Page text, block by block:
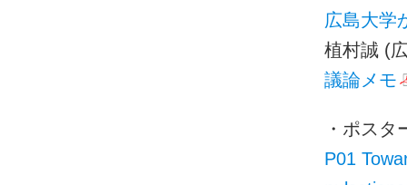
広島大学
植村誠 (
議論メモ
・ポスタ
P01